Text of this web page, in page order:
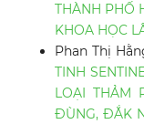
THÀNH PHỐ
KHOA HỌC
Phan Thị
TINH
LOẠI THẢM
ĐÙNG, ĐẮK